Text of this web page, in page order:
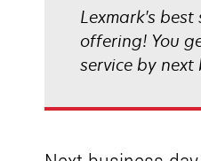
Lexmark's best
offering! You
service by